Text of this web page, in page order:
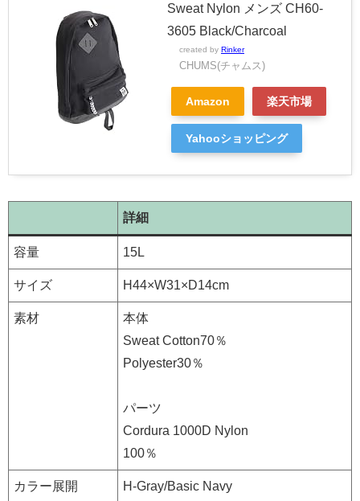
Sweat Nylon メンズ CH60-
3605 Black/Charcoal
created by Rinker
CHUMS(チャムス)
Amazon 楽天市場
Yahooショッピング
詳細
容量 15L
サイズ H44×W31×D14cm
素材
本体
Sweat Cotton70％
Polyester30％
パーツ
Cordura 1000D Nylon
100％
カラー展開
H-Gray/Basic Navy